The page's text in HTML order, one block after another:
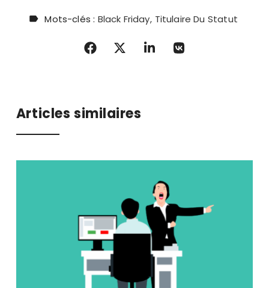
Mots-clés : Black Friday Titulaire Du Statut
Articles similaires